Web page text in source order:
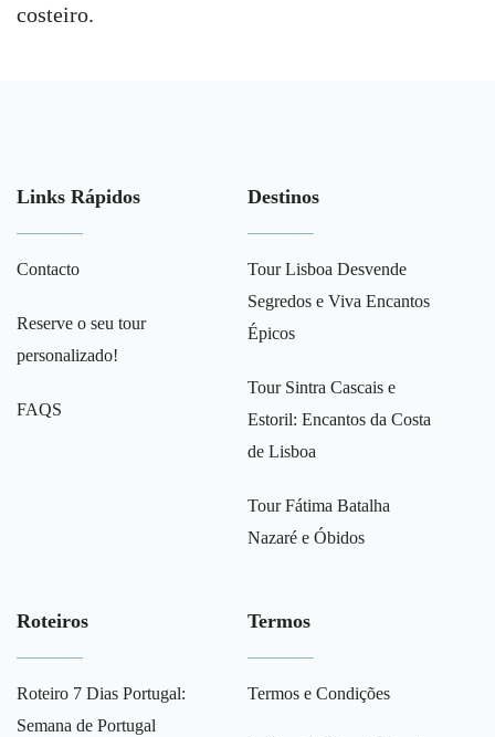
costeiro.
Links Rápidos
Contacto
Reserve o seu tour
personalizado!
FAQS
Destinos
Tour Lisboa Desvende
Segredos e Viva Encantos
Épicos
Tour Sintra Cascais e
Estoril: Encantos da Costa
de Lisboa
Tour Fátima Batalha
Nazaré e Óbidos
Roteiros
Roteiro 7 Dias Portugal:
Semana de Portugal
Termos
Termos e Condições